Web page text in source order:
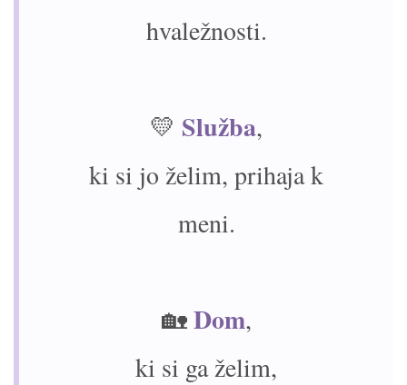
hvaležnosti.
💛 Služba,
ki si jo želim, prihaja k
meni.
🏡Dom,
ki si ga želim,